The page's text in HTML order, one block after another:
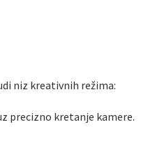
niz kreativnih režima:
precizno kretanje kamere.